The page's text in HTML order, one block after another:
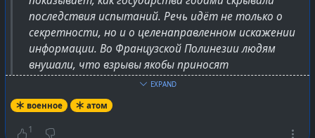
последствия испытаний. Речь идёт не только о
секретности, но и о целенаправленном искажении
информации. Во Французской Полинезии людям
внушали, что взрывы якобы приносят
экономическую пользу, а не вред здоровью. В
Кирибати данные об экологическом ущербе до сих
пор остаются в закрытых архивах Великобритании
и США. В Алжире общественность по-прежнему не
EXPAND
военное атом
1